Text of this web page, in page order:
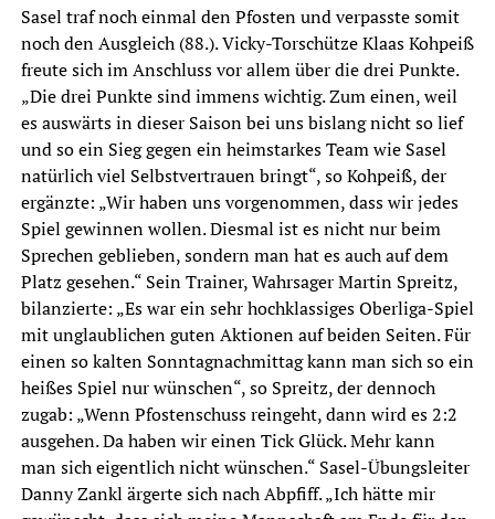
Sasel traf noch einmal den Pfosten und verpasste somit
noch den Ausgleich (88.). Vicky-Torschütze Klaas Kohpeiß
freute sich im Anschluss vor allem über die drei Punkte.
„Die drei Punkte sind immens wichtig. Zum einen, weil
es auswärts in dieser Saison bei uns bislang nicht so lief
und so ein Sieg gegen ein heimstarkes Team wie Sasel
natürlich viel Selbstvertrauen bringt“, so Kohpeiß, der
ergänzte: „Wir haben uns vorgenommen, dass wir jedes
Spiel gewinnen wollen. Diesmal ist es nicht nur beim
Sprechen geblieben, sondern man hat es auch auf dem
Platz gesehen.“ Sein Trainer, Wahrsager Martin Spreitz,
bilanzierte: „Es war ein sehr hochklassiges Oberliga-Spiel
mit unglaublichen guten Aktionen auf beiden Seiten. Für
einen so kalten Sonntagnachmittag kann man sich so ein
heißes Spiel nur wünschen“, so Spreitz, der dennoch
zugab: „Wenn Pfostenschuss reingeht, dann wird es 2:2
ausgehen. Da haben wir einen Tick Glück. Mehr kann
man sich eigentlich nicht wünschen.“ Sasel-Übungsleiter
Danny Zankl ärgerte sich nach Abpfiff. „Ich hätte mir